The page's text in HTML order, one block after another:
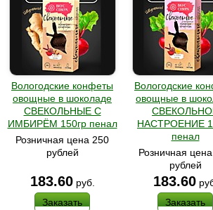
Вологодские конфеты
овощные в шоколаде
СВЕКОЛЬНЫЕ С
ИМБИРЁМ 150гр пенал
Розничная цена 250
рублей
183.60 руб.
Заказать
Вологодские
овощные в
НАСТРОЕНИЕ
пенал
Розничная
рублей
183.60
Заказать